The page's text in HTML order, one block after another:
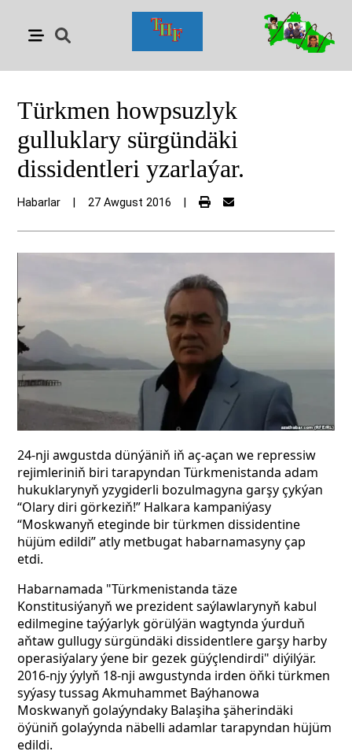
Türkmen howpsuzlyk
gulluklary sürgündäki
dissidentleri yzarlaýar.
Habarlar 27 Awgust 2016
24-nji awgustda dünýäniň iň aç-açan we repressiw
rejimleriniň biri tarapyndan Türkmenistanda adam
hukuklarynyň yzygiderli bozulmagyna garşy çykýan
“Olary diri görkeziň!” Halkara kampaniýasy
“Moskwanyň eteginde bir türkmen dissidentine
hüjüm edildi” atly metbugat habarnamasyny çap
etdi.
Habarnamada "Türkmenistanda täze
Konstitusiýanyň we prezident saýlawlarynyň kabul
edilmegine taýýarlyk görülýän wagtynda ýurduň
aňtaw gullugy sürgündäki dissidentlere garşy harby
operasiýalary ýene bir gezek güýçlendirdi" diýilýär.
2016-njy ýylyň 18-nji awgustynda irden öňki türkmen
syýasy tussag Akmuhammet Baýhanowa
Moskwanyň golaýyndaky Balaşiha şäherindäki
öýüniň golaýynda näbelli adamlar tarapyndan hüjüm
edildi.